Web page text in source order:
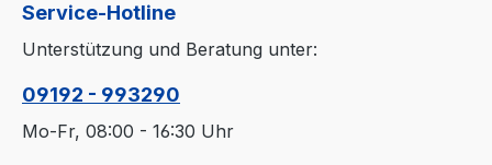
mm: für TORO-
mm: für TORO-
Service-Hotline
Unterstützung und Beratung unter:
09192 - 993290
Mo-Fr, 08:00 - 16:30 Uhr